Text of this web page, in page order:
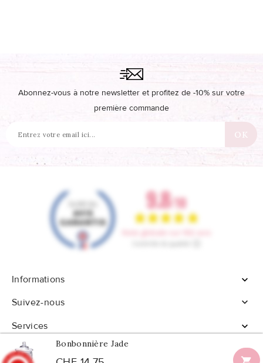
Bonbonnière Jade
Abonnez-vous à notre newsletter et profitez de -10% sur votre
première commande
Informations

Suivez-nous

Services
